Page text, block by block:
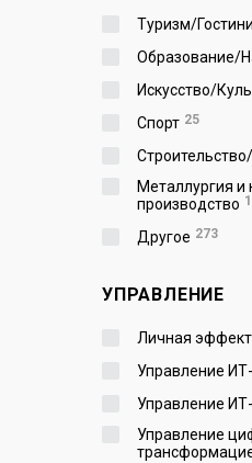
Туризм/
Образование/
Искусство/
Спорт 25
Металлургия и
производство
Другое 273
УПРАВЛЕНИЕ
Личная
Управление
Управление
Управление